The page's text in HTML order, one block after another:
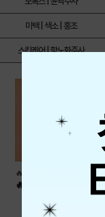
미백 | 색소 | 홍조
스킨케어 | 항노화주사
🔥리투오 앵콜 이벤트🔥
🔥리투오 앵콜 이벤트🔥